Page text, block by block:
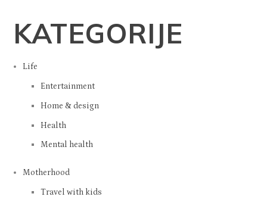
KATEGORIJE
Life
Entertainment
Home & design
Health
Mental health
Motherhood
Travel with kids